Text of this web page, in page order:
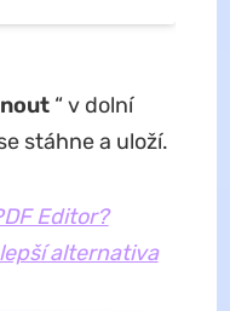
“ v dolní
stáhne a uloží.
Editor?
alternativa